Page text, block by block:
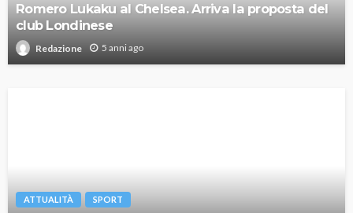
Romero Lukaku al Chelsea. Arriva la proposta del
club Londinese
Redazione 5 anni ago
ATTUALITÀ SPORT